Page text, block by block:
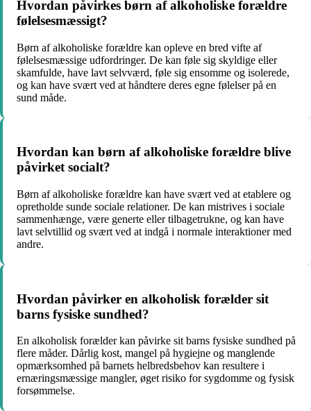
Hvordan påvirkes børn af alkoholiske forældre
følelsesmæssigt?
Børn af alkoholiske forældre kan opleve en bred vifte af
følelsesmæssige udfordringer. De kan føle sig skyldige eller
skamfulde, have lavt selvværd, føle sig ensomme og isolerede,
og kan have svært ved at håndtere deres egne følelser på en
sund måde.
Hvordan kan børn af alkoholiske forældre blive
påvirket socialt?
Børn af alkoholiske forældre kan have svært ved at etablere og
opretholde sunde sociale relationer. De kan mistrives i sociale
sammenhænge, være generte eller tilbagetrukne, og kan have
lavt selvtillid og svært ved at indgå i normale interaktioner med
andre.
Hvordan påvirker en alkoholisk forælder sit
barns fysiske sundhed?
En alkoholisk forælder kan påvirke sit barns fysiske sundhed på
flere måder. Dårlig kost, mangel på hygiejne og manglende
opmærksomhed på barnets helbredsbehov kan resultere i
ernæringsmæssige mangler, øget risiko for sygdomme og fysisk
forsømmelse.